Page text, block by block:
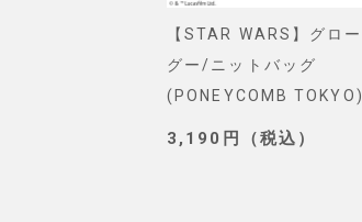
【STAR WARS】グロー
グー/ニットバッグ
(PONEYCOMB TOKYO)
3,190円（税込）